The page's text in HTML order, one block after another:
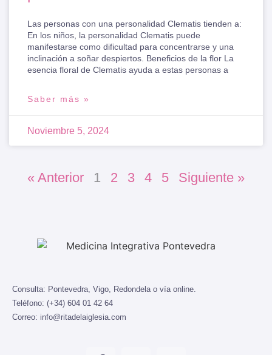
Las personas con una personalidad Clematis tienden a:
En los niños, la personalidad Clematis puede
manifestarse como dificultad para concentrarse y una
inclinación a soñar despiertos. Beneficios de la flor La
esencia floral de Clematis ayuda a estas personas a
Saber más »
Noviembre 5, 2024
« Anterior 1 2 3 4 5 Siguiente »
Consulta: Pontevedra, Vigo, Redondela o vía online.
Teléfono: (+34) 604 01 42 64
Correo: info@ritadelaiglesia.com